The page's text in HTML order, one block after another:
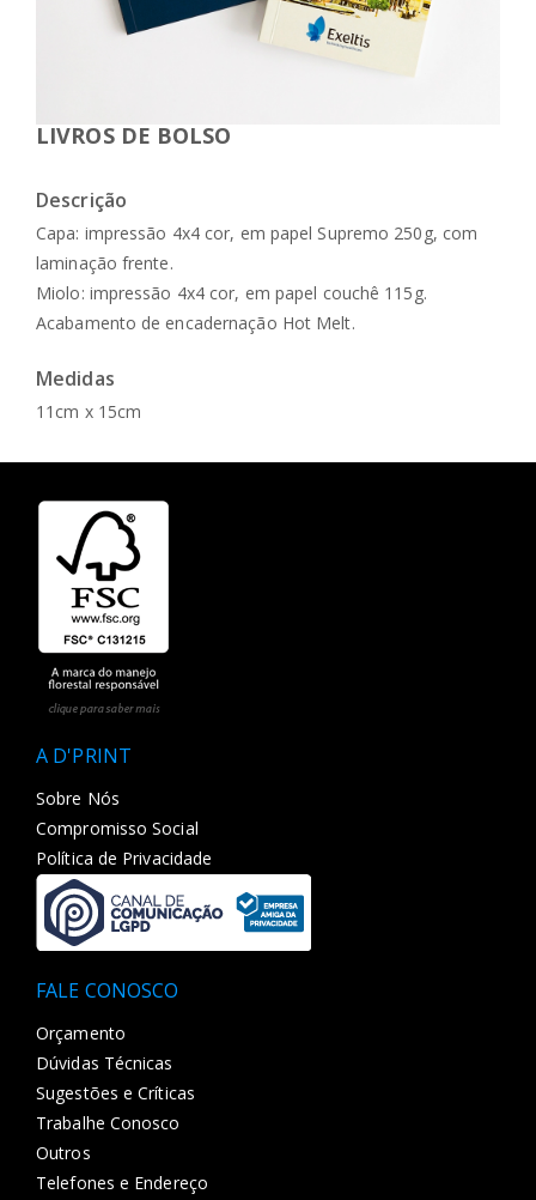
LIVROS DE BOLSO
Descrição
Capa: impressão 4x4 cor, em papel Supremo 250g, com
laminação frente.
Miolo: impressão 4x4 cor, em papel couchê 115g.
Acabamento de encadernação Hot Melt.
Medidas
11cm x 15cm
A D'PRINT
Sobre Nós
Compromisso Social
Política de Privacidade
FALE CONOSCO
Orçamento
Dúvidas Técnicas
Sugestões e Críticas
Trabalhe Conosco
Outros
Telefones e Endereço